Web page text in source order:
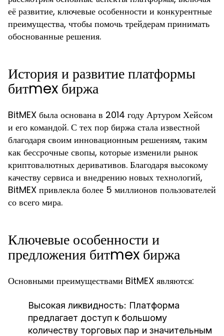
её развитие, ключевые особенности и конкурентные
преимущества, чтобы помочь трейдерам принимать
обоснованные решения.
История и развитие платформы
битmex биржа
BitMEX была основана в 2014 году Артуром Хейсом
и его командой. С тех пор биржа стала известной
благодаря своим инновационным решениям, таким
как бессрочные свопы, которые изменили рынок
криптовалютных деривативов. Благодаря высокому
качеству сервиса и внедрению новых технологий,
BitMEX привлекла более 5 миллионов пользователей
со всего мира.
Ключевые особенности и
предложения битmex биржа
Основными преимуществами BitMEX являются:
Высокая ликвидность: Платформа
предлагает доступ к большому
количеству торговых пар и значительным